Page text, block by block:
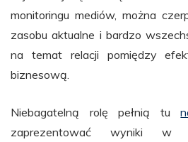
monitoringu mediów, można
zasobu aktualne i bardzo
na temat relacji pomiędzy
biznesową.
Niebagatelną rolę pełnią tu
zaprezentować wyniki w